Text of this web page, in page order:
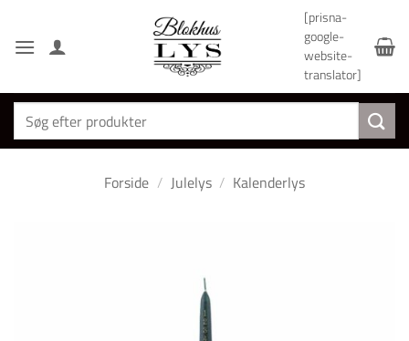
indhold
[prisna-
google-
website-
translator]
Søg
efter:
Forside / Julelys / Kalenderlys